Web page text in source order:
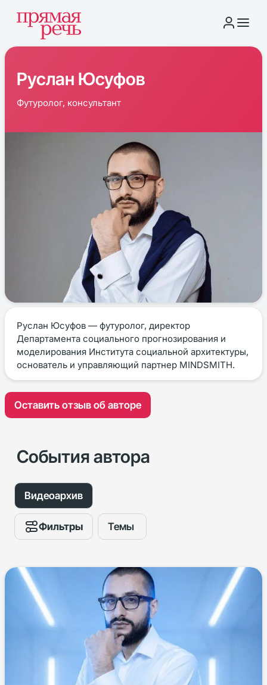
Руслан Юсуфов
Футуролог, консультант
Руслан Юсуфов — футуролог, директор
Департамента социального прогнозирования и
моделирования Института социальной архитектуры,
основатель и управляющий партнер MINDSMITH.
Оставить отзыв об авторе
События автора
Видеоархив
Фильтры Темы